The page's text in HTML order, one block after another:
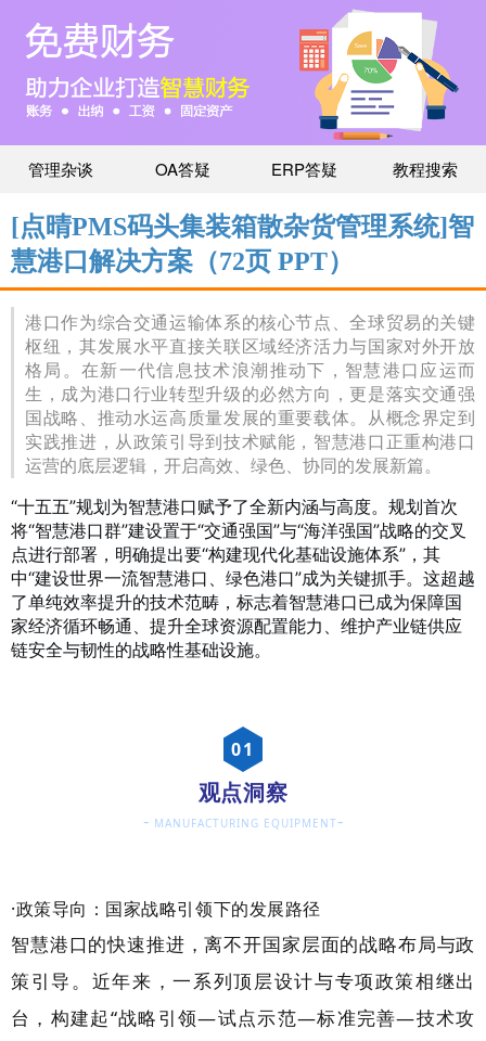
管理杂谈 OA答疑 ERP答疑 教程搜索
[点晴PMS码头集装箱散杂货管理系统]智
慧港口解决方案（72页 PPT）
港口作为综合交通运输体系的核心节点、全球贸易的关键
枢纽，其发展水平直接关联区域经济活力与国家对外开放
格局。在新一代信息技术浪潮推动下，智慧港口应运而
生，成为港口行业转型升级的必然方向，更是落实交通强
国战略、推动水运高质量发展的重要载体。从概念界定到
实践推进，从政策引导到技术赋能，智慧港口正重构港口
运营的底层逻辑，开启高效、绿色、协同的发展新篇。
“十五五”规划为智慧港口赋予了全新内涵与高度。规划首次
将“智慧港口群”建设置于“交通强国”与“海洋强国”战略的交叉
点进行部署，明确提出要“构建现代化基础设施体系”，其
中“建设世界一流智慧港口、绿色港口”成为关键抓手。这超越
了单纯效率提升的技术范畴，标志着智慧港口已成为保障国
家经济循环畅通、提升全球资源配置能力、维护产业链供应
链安全与韧性的战略性基础设施。
01
观点洞察
- MANUFACTURING EQUIPMENT-
·政策导向：国家战略引领下的发展路径
智慧港口的快速推进，离不开国家层面的战略布局与政
策引导。近年来，一系列顶层设计与专项政策相继出
台，构建起“战略引领—试点示范—标准完善—技术攻